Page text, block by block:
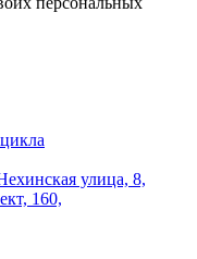
улица, 8,
160,